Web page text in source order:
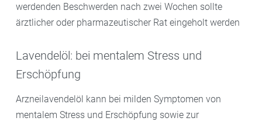
werdenden Beschwerden nach zwei Wochen sollte
ärztlicher oder pharmazeutischer Rat eingeholt werden
Lavendelöl: bei mentalem Stress und
Erschöpfung
Arzneilavendelöl kann bei milden Symptomen von
mentalem Stress und Erschöpfung sowie zur